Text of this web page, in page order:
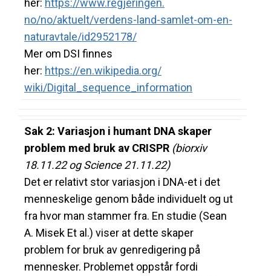
no/no/aktuelt/verdens-land-samlet-om-en-
naturavtale/id2952178/
Mer om DSI finnes
her: https://en.wikipedia.org/
wiki/Digital_sequence_ information
Sak 2: Variasjon i humant DNA skaper
problem med bruk av CRISPR (biorxiv
18.11.22 og Science 21.11.22)
Det er relativt stor variasjon i DNA-et i det
menneskelige genom både individuelt og ut
fra hvor man stammer fra. En studie (Sean
A. Misek Et al.) viser at dette skaper
problem for bruk av genredigering på
mennesker. Problemet oppstår fordi